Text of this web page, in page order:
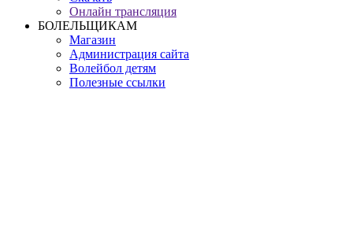
Онлайн трансляция
БОЛЕЛЬЩИКАМ
Магазин
Администрация сайта
Волейбол детям
Полезные ссылки